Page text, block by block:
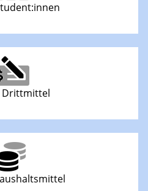
Drittmittel